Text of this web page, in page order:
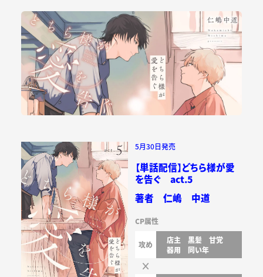
5月30日発売
【単話配信】どちら様が愛
を告ぐ act.5
著者 仁嶋 中道
CP属性
攻め 店主 黒髪
甘党
器用
同い年